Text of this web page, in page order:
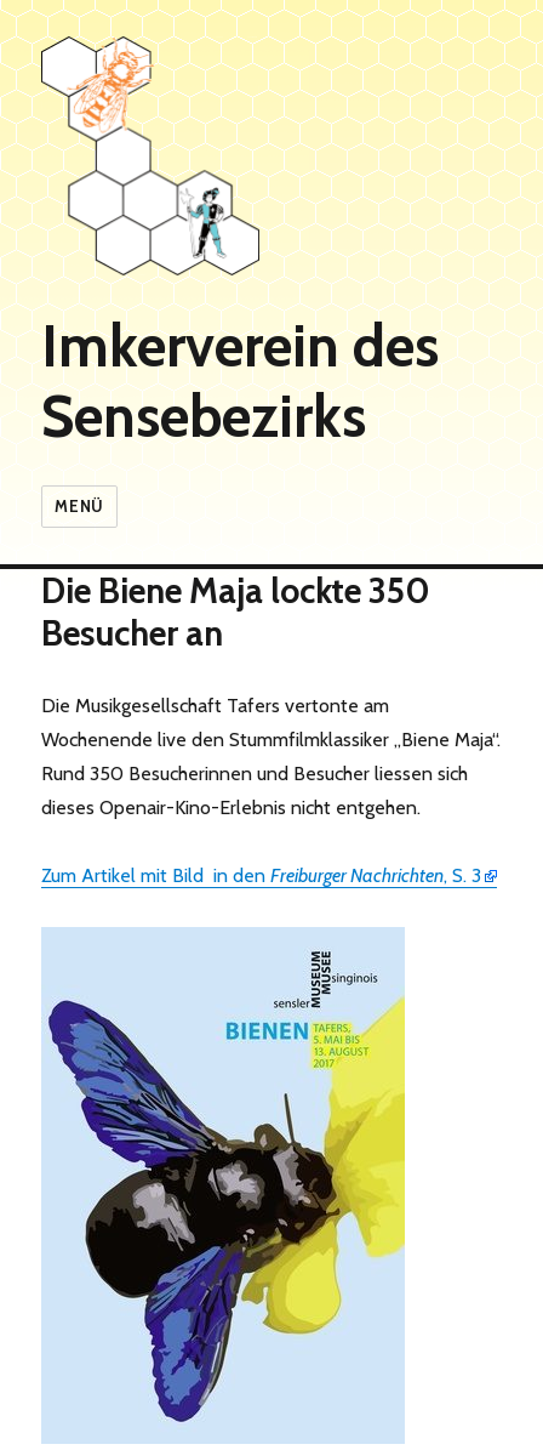
Imkerverein des
Sensebezirks
MENÜ
Die Biene Maja lockte 350
Besucher an
Die Musikgesellschaft Tafers vertonte am
Wochenende live den Stummfilmklassiker „Biene Maja“.
Rund 350 Besucherinnen und Besucher liessen sich
dieses Openair-Kino-Erlebnis nicht entgehen.
Zum Artikel mit Bild in denFreiburger Nachrichten, S. 3